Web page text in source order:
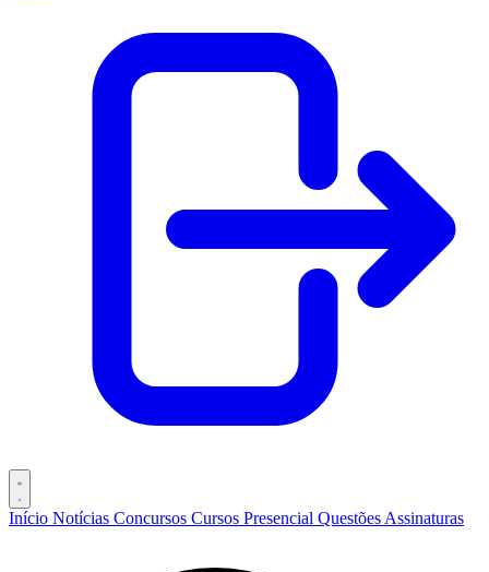
Início Notícias Concursos Cursos Presencial Questões Assinaturas